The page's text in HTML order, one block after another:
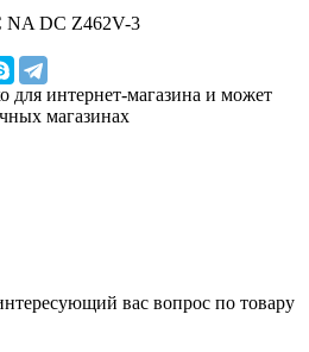
DC Z462V-3
для интернет-магазина и может
магазинах
вас вопрос по товару